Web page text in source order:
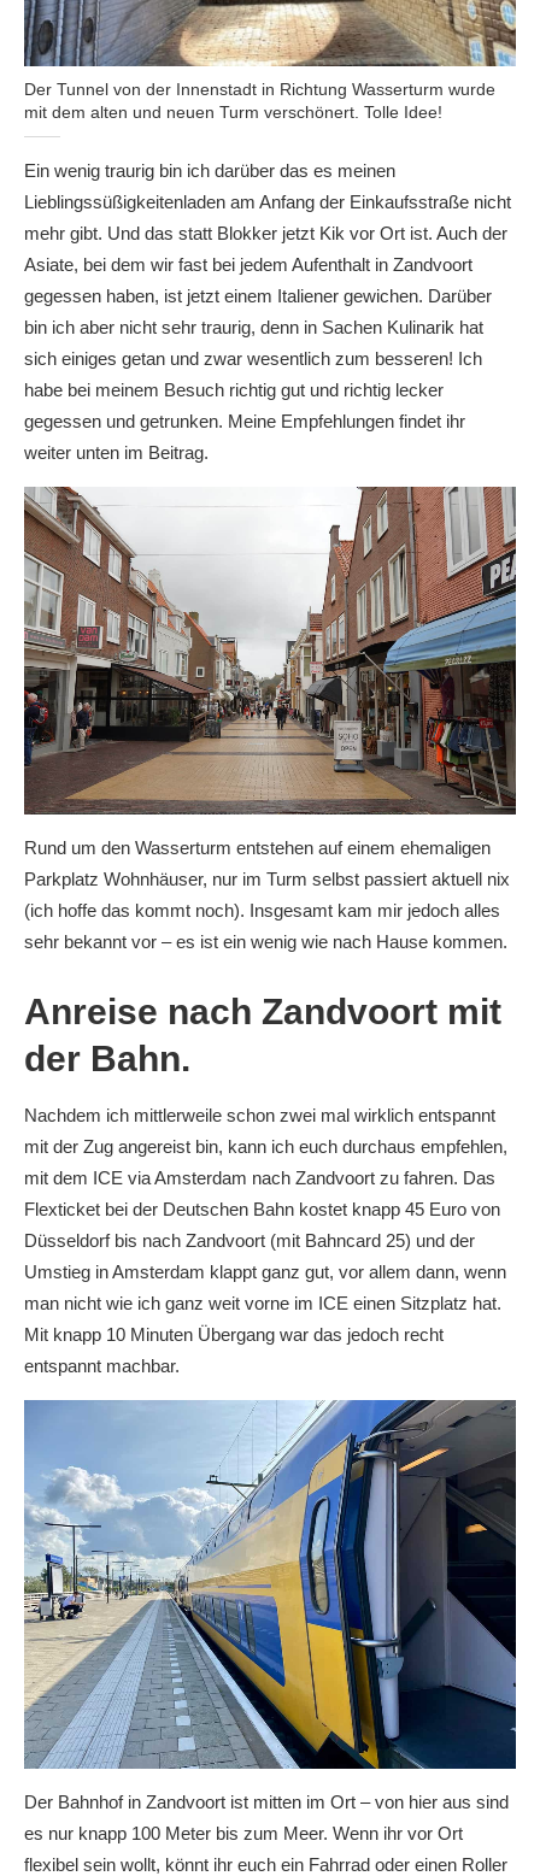
Der Tunnel von der Innenstadt in Richtung Wasserturm wurde
mit dem alten und neuen Turm verschönert. Tolle Idee!
Ein wenig traurig bin ich darüber das es meinen
Lieblingssüßigkeitenladen am Anfang der Einkaufsstraße nicht
mehr gibt. Und das statt Blokker jetzt Kik vor Ort ist. Auch der
Asiate, bei dem wir fast bei jedem Aufenthalt in Zandvoort
gegessen haben, ist jetzt einem Italiener gewichen. Darüber
bin ich aber nicht sehr traurig, denn in Sachen Kulinarik hat
sich einiges getan und zwar wesentlich zum besseren! Ich
habe bei meinem Besuch richtig gut und richtig lecker
gegessen und getrunken. Meine Empfehlungen findet ihr
weiter unten im Beitrag.
Rund um den Wasserturm entstehen auf einem ehemaligen
Parkplatz Wohnhäuser, nur im Turm selbst passiert aktuell nix
(ich hoffe das kommt noch). Insgesamt kam mir jedoch alles
sehr bekannt vor – es ist ein wenig wie nach Hause kommen.
Anreise nach Zandvoort mit
der Bahn.
Nachdem ich mittlerweile schon zwei mal wirklich entspannt
mit der Zug angereist bin, kann ich euch durchaus empfehlen,
mit dem ICE via Amsterdam nach Zandvoort zu fahren. Das
Flexticket bei der Deutschen Bahn kostet knapp 45 Euro von
Düsseldorf bis nach Zandvoort (mit Bahncard 25) und der
Umstieg in Amsterdam klappt ganz gut, vor allem dann, wenn
man nicht wie ich ganz weit vorne im ICE einen Sitzplatz hat.
Mit knapp 10 Minuten Übergang war das jedoch recht
entspannt machbar.
Der Bahnhof in Zandvoort ist mitten im Ort – von hier aus sind
es nur knapp 100 Meter bis zum Meer. Wenn ihr vor Ort
flexibel sein wollt, könnt ihr euch ein Fahrrad oder einen Roller